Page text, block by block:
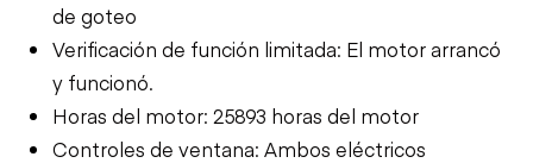
de goteo
Verificación de función limitada: El motor arrancó
y funcionó.
Horas del motor: 25893 horas del motor
Controles de ventana: Ambos eléctricos